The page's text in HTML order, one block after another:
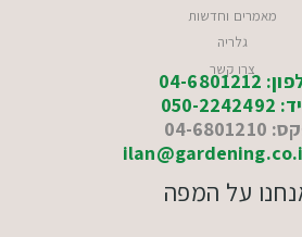
מאמרים וחדשות
גלריה
צרו קשר
6801212
2242492
6801210
על המפה